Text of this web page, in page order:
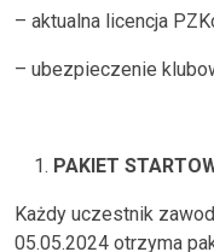
– aktualna licencja
– ubezpieczenie
PAKIET
Każdy uczestnik
05.05.2024 otrzyma